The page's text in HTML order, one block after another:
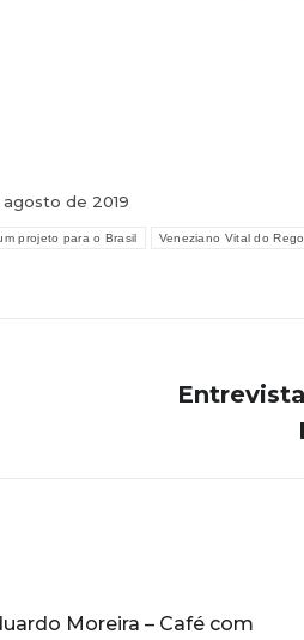
de 2019
projeto para o Brasil Veneziano Vital do Rego
Moreira – Café com